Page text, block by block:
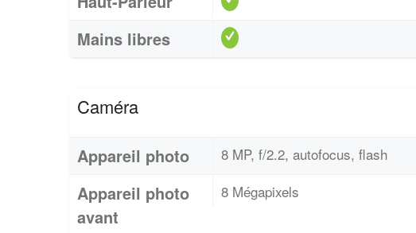
Mains libres
Caméra
Appareil photo 8 MP, f/2.2, autofocus, flash
Appareil photo
avant
8 Mégapixels